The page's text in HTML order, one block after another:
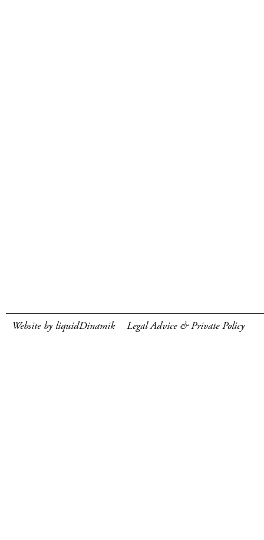
Website by liquidDinamik Legal Advice & Private Policy